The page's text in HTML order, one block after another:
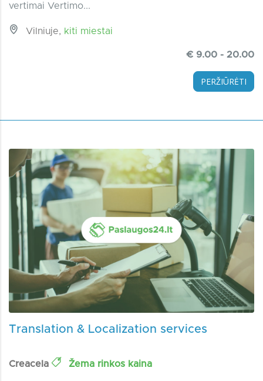
vertimai Vertimo...
Vilniuje, kiti miestai
€ 9.00 - 20.00
PERŽIŪRĖTI
Translation & Localization services
Creacela Žema rinkos kaina